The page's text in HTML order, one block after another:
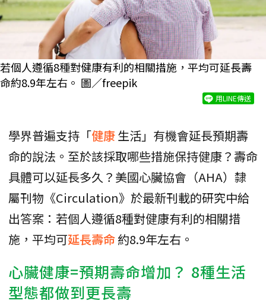
若個人遵循8種對健康有利的相關措施，平均可延長壽
命約8.9年左右。 圖／freepik
用LINE傳送
學界普遍支持「健康生活」有機會延長預期壽
命的說法。至於該採取哪些措施保持健康？壽命
具體可以延長多久？美國心臟協會（AHA）隸
屬刊物《Circulation》於最新刊載的研究中給
出答案：若個人遵循8種對健康有利的相關措
施，平均可延長壽命約8.9年左右。
心臟健康=預期壽命增加？ 8種生活
型態都做到更長壽